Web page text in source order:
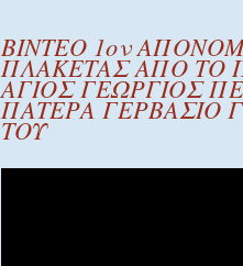
ΒΙΝΤΕΟ 1ον
ΠΛΑΚΕΤΑΣ ΑΠΟ ΤΟ
ΑΓΙΟΣ ΓΕΩΡΓΙΟΣ
ΠΑΤΕΡΑ ΓΕΡΒΑΣΙΟ
ΤΟΥ